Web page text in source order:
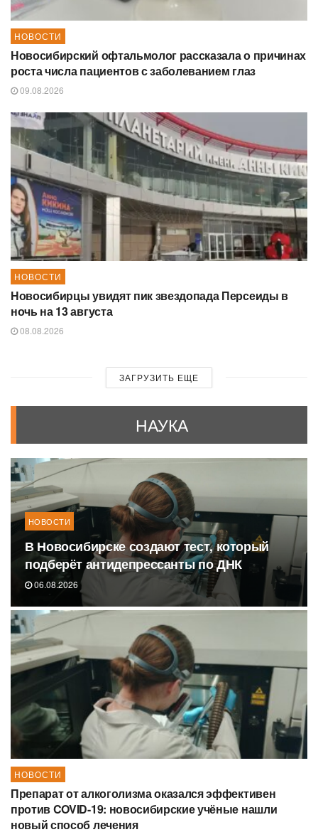
НОВОСТИ
Новосибирский офтальмолог рассказала о причинах
роста числа пациентов с заболеванием глаз
09.08.2026
НОВОСТИ
Новосибирцы увидят пик звездопада Персеиды в
ночь на 13 августа
08.08.2026
ЗАГРУЗИТЬ ЕЩЕ
НАУКА
НОВОСТИ
В Новосибирске создают тест, который
подберёт антидепрессанты по ДНК
06.08.2026
НОВОСТИ
Препарат от алкоголизма оказался эффективен
против COVID-19: новосибирские учёные нашли
новый способ лечения